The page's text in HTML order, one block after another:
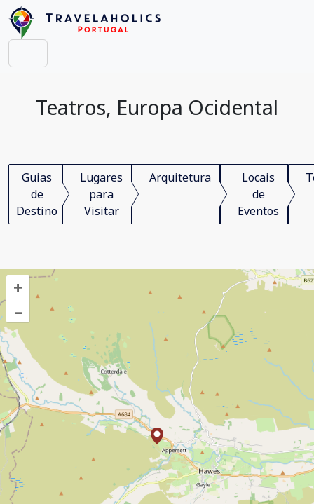
Teatros, Europa Ocidental
Guias
de
Destino
Lugares
para
Visitar
Arquitetura
Locais
de
Eventos
+
–